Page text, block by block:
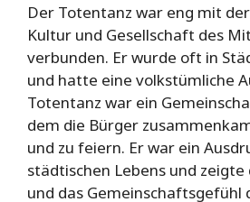
Der Totentanz war eng mit
Kultur und Gesellschaft des
verbunden. Er wurde oft in
und hatte eine volkstümliche
Totentanz war ein
dem die Bürger
und zu feiern. Er war ein
städtischen Lebens und
und das Gemeinschaftsgefühl